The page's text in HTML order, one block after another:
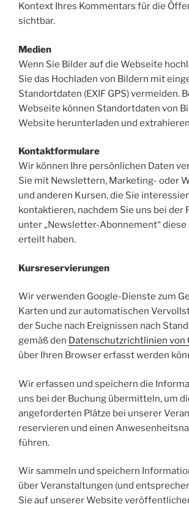
Kontext Ihres Kommentars für die
sichtbar.
Medien
Wenn Sie Bilder auf die Webseite
Sie das Hochladen von Bildern mit
Standortdaten (EXIF GPS) vermeiden.
Webseite können Standortdaten von
Website herunterladen und
Kontaktformulare
Wir können Ihre persönlichen Daten
Sie mit Newslettern, Marketing- oder
und anderen Kursen, die Sie
kontaktieren, nachdem Sie uns bei der
unter „Newsletter-Abonnement“ diese
erteilt haben.
Kursreservierungen
Wir verwenden Google-Dienste zum
Karten und zur automatischen
der Suche nach Ereignissen nach
gemäß den Datenschutzrichtlinien von
über Ihren Browser erfasst werden
Wir erfassen und speichern die
uns bei der Buchung übermitteln, um
angeforderten Plätze bei unserer
reservieren und einen
führen.
Wir sammeln und speichern
über Veranstaltungen (und
Sie auf unserer Website